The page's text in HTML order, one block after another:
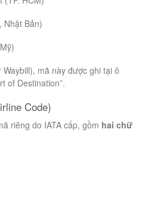
Nhật Bản)
mã này được ghi tại ô
of Destination”.
Code)
riêng do IATA cấp, gồm hai chữ